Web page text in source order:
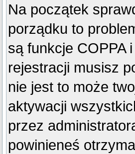
Na początek
porządku to
są funkcje COPPA
rejestracji musisz
nie jest to może
aktywacji
przez
powinieneś